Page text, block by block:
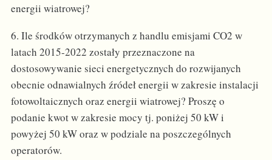
energii wiatrowej?
6. Ile środków otrzymanych z handlu emisjami CO2 w
latach 2015-2022 zostały przeznaczone na
dostosowywanie sieci energetycznych do rozwijanych
obecnie odnawialnych źródeł energii w zakresie instalacji
fotowoltaicznych oraz energii wiatrowej? Proszę o
podanie kwot w zakresie mocy tj. poniżej 50 kW i
powyżej 50 kW oraz w podziale na poszczególnych
operatorów.